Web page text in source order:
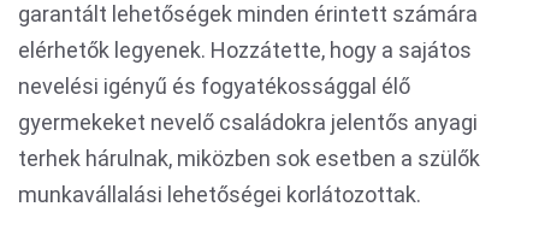
garantált lehetőségek minden érintett számára
elérhetők legyenek. Hozzátette, hogy a sajátos
nevelési igényű és fogyatékossággal élő
gyermekeket nevelő családokra jelentős anyagi
terhek hárulnak, miközben sok esetben a szülők
munkavállalási lehetőségei korlátozottak.